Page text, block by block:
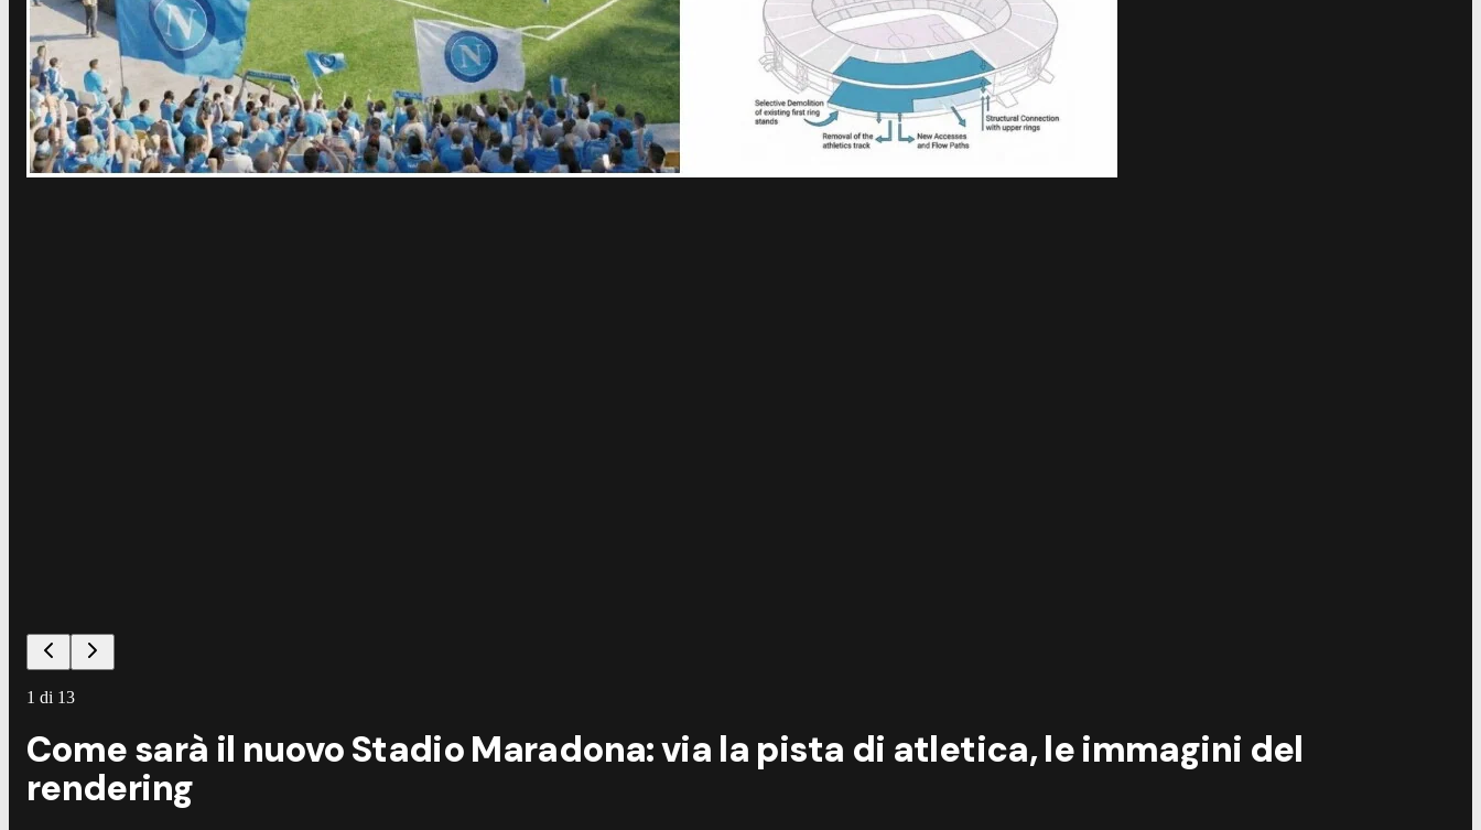
1 di 13
Come sarà il nuovo Stadio Maradona: via la pista di atletica, le immagini del
rendering